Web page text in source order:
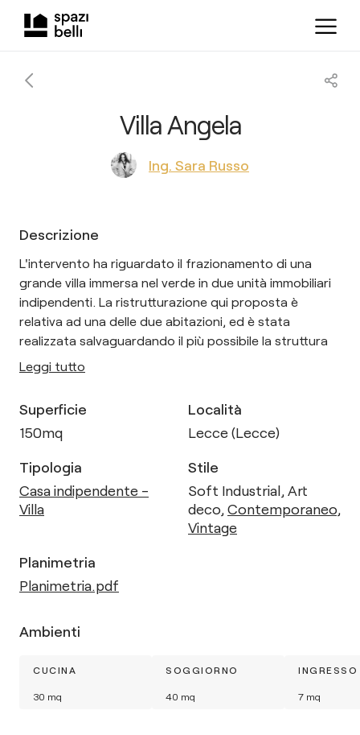
Villa Angela
Ing. Sara Russo
Descrizione
L'intervento ha riguardato il frazionamento di una
grande villa immersa nel verde in due unità immobiliari
indipendenti. La ristrutturazione qui proposta è
relativa ad una delle due abitazioni, ed è stata
realizzata salvaguardando il più possibile la struttura
Leggi tutto
Superficie
150mq
Località
Lecce (Lecce)
Tipologia
Casa indipendente -
Villa
Stile
Soft Industrial,Art
deco,Contemporaneo,
Vintage
Planimetria
Planimetria.pdf
Ambienti
CUCINA
30 mq
SOGGIORNO
40 mq
INGRESSO
7 mq